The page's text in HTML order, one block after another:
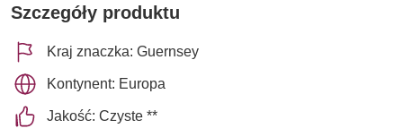
Szczegóły produktu
Kraj znaczka: Guernsey
Kontynent: Europa
Jakość: Czyste **